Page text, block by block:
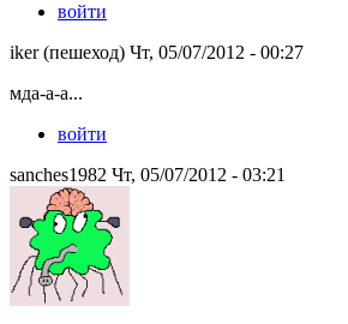
войти
iker (пешеход) Чт, 05/07/2012 - 00:27
мда-а-а...
войти
sanches1982 Чт, 05/07/2012 - 03:21